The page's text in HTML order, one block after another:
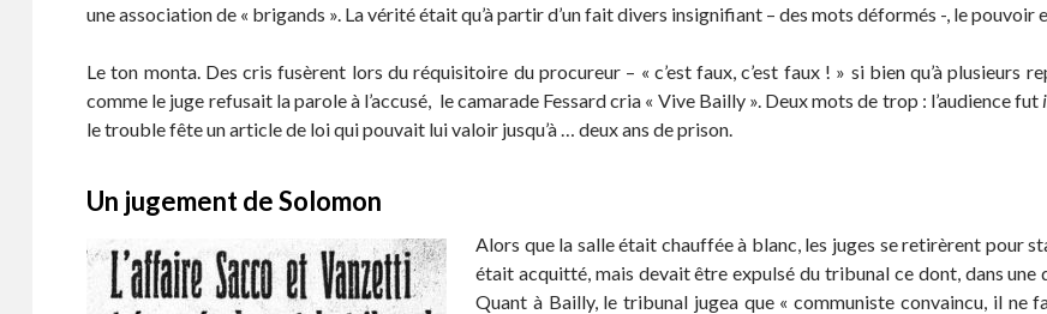
une association de « brigands ». La vérité était qu’à partir d’un fait divers insignifiant – des mots déformés -, le
Le ton monta. Des cris fusèrent lors du réquisitoire du procureur – « c’est faux, c’est faux ! » si bien qu’à plusieurs
comme le juge refusait la parole à l’accusé, le camarade Fessard cria « Vive Bailly ». Deux mots de trop : l’audience fut
le trouble fête un article de loi qui pouvait lui valoir jusqu’à … deux ans de prison.
Un jugement de Solomon
Alors que la salle était chauffée à blanc, les juges se retirèrent pour
était acquitté, mais devait être expulsé du tribunal ce dont, dans une
Quant à Bailly, le tribunal jugea que « communiste convaincu, il ne